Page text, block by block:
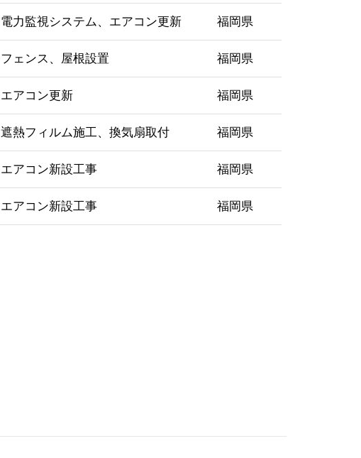
電力監視システム、エアコン更新 福岡県
フェンス、屋根設置 福岡県
エアコン更新 福岡県
遮熱フィルム施工、換気扇取付 福岡県
エアコン新設工事 福岡県
エアコン新設工事 福岡県